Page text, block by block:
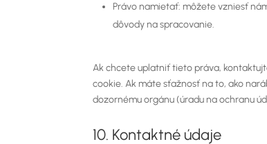
Právo namietať: môžete vzniesť
dôvody na spracovanie.
Ak chcete uplatniť tieto práva,
cookie. Ak máte sťažnosť na to, ako
dozornému orgánu (úradu na ochranu
10. Kontaktné údaje